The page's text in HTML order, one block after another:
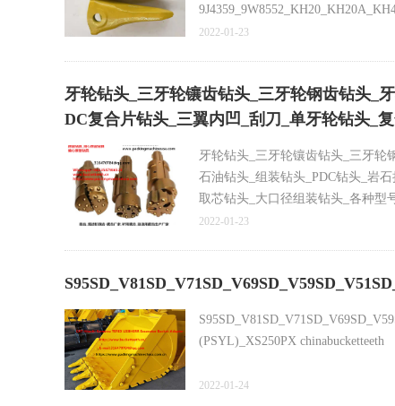
excavator bucket teeth XS115RC小
2022-01-23
牙轮钻头_三牙轮镶齿钻头_三牙轮钢齿钻头_
DC复合片钻头_三翼内凹_刮刀_单牙轮钻头_
牙轮钻头_三牙轮镶齿钻头_三牙轮
石油钻头_组装钻头_PDC钻头_岩
取芯钻头_大口径组装钻头_各种型
700mm大口径组装钻头,,加工定做
2022-01-23
(PSYL)_XS250PX chinabucketteeth
2022-01-24